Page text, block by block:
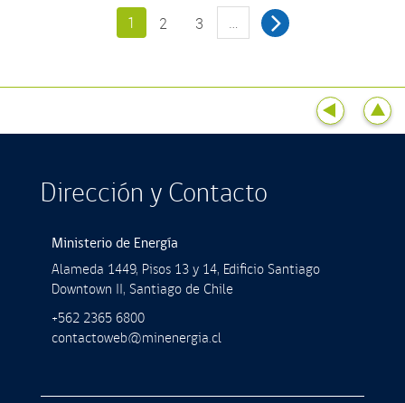
1 2 3 …
Dirección y Contacto
Ministerio de Energía
Alameda 1449, Pisos 13 y 14, Ediﬁcio Santiago
Downtown II, Santiago de Chile
+562 2365 6800
contactoweb@minenergia.cl